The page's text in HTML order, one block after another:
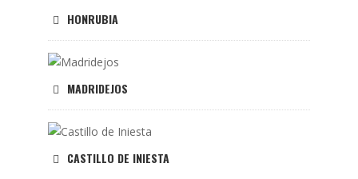
HONRUBIA
MADRIDEJOS
CASTILLO DE INIESTA